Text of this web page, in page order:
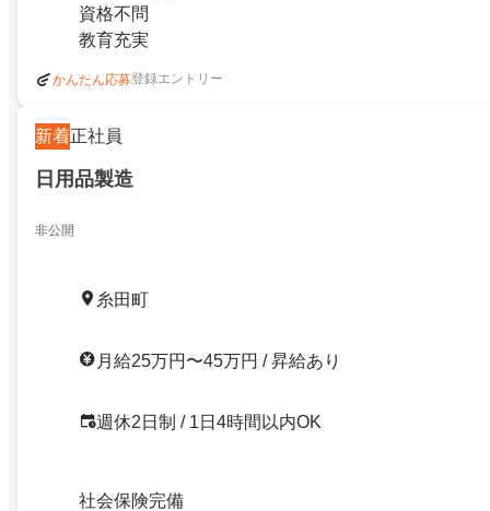
資格不問
教育充実
かんたん応募登録エントリー
新着正社員
日用品製造
非公開
糸田町
月給25万円〜45万円 / 昇給あり
週休2日制 / 1日4時間以内OK
社会保険完備